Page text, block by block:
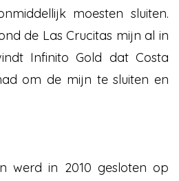
moesten sluiten.
de Las Crucitas mijn al in
Infinito Gold dat Costa
om de mijn te sluiten en
werd in 2010 gesloten op